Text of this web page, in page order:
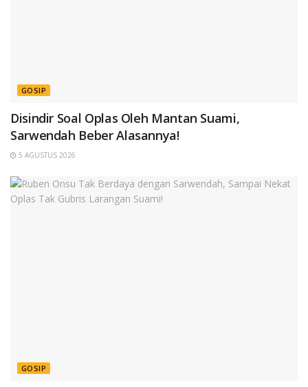
GOSIP
Disindir Soal Oplas Oleh Mantan Suami,
Sarwendah Beber Alasannya!
5 AGUSTUS 2026
GOSIP